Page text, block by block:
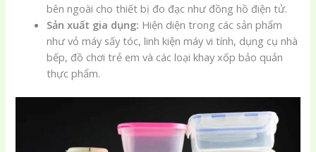
bên ngoài cho thiết bị đo đạc như đồng hồ điện tử.
Sản xuất gia dụng: Hiện diện trong các sản phẩm
như vỏ máy sấy tóc, linh kiện máy vi tính, dụng cụ nhà
bếp, đồ chơi trẻ em và các loại khay xốp bảo quản
thực phẩm.